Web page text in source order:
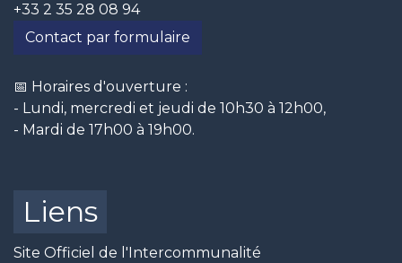
+33 2 35 28 08 94
Contact par formulaire
📅 Horaires d'ouverture :
- Lundi, mercredi et jeudi de 10h30 à 12h00,
- Mardi de 17h00 à 19h00.
Liens
Site Officiel de l'Intercommunalité